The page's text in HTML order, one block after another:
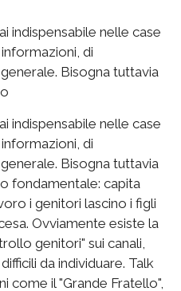
indispensabile nelle case
di
Bisogna tuttavia
indispensabile nelle case
di
Bisogna tuttavia
fondamentale: capita
i genitori lascino i figli
Ovviamente esiste la
genitori" sui canali,
da individuare. Talk
come il "Grande Fratello",